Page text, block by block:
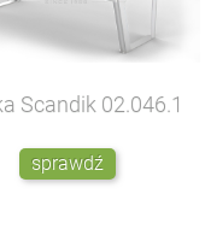
Scandik 02.046.1
sprawdź